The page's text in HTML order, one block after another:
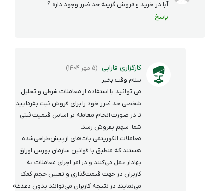
آیا در خرید و فروش گزینه حد ضرر وجود داره ؟
پاسخ
کارگزاری فارابی (5 مهر 1404)
سلام وقت بخیر
می توانید با استفاده از معاملات شرطی و تحلیل
شخصی حد ضرر خود را برای فروش ثبت بفرمایید
تا در صورت انجام معامله بر اساس قیمیت ثبتی
شما، سهم بفروش رسد.
معاملات الگوریتمی بات‌های ازپیش‌طراحی‌شده
هستند که منطبق با قوانین سازمان بورس اوراق
بهادار عمل می‌کنند و در امر اجرای معاملات به
کاربران در جهت قیمت‌گذاری و تعیین حجم کمک
می‌نمایند در نتیجه کاربران می‌توانند بدون دغدغه